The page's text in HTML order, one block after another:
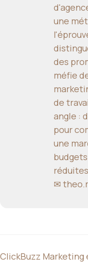
une
des
méfie
de
angle :
pour
une
✉
ClickBuzz